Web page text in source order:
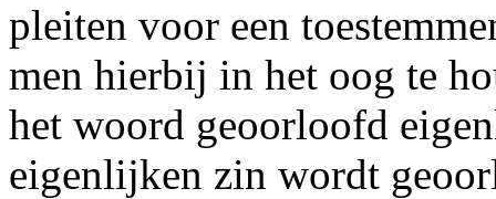
pleiten voor een
men hierbij in het oog te
het woord geoorloofd
eigenlijken zin wordt